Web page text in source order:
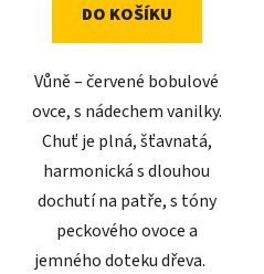
DO KOŠÍKU
Vůně – červené bobulové
ovce, s nádechem vanilky.
Chuť je plná, šťavnatá,
harmonická s dlouhou
dochutí na patře, s tóny
peckového ovoce a
jemného doteku dřeva.